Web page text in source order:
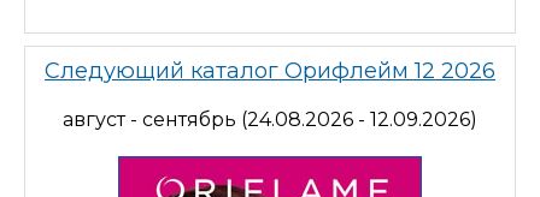
Следующий каталог Орифлейм 12 2026
август - сентябрь (24.08.2026 - 12.09.2026)